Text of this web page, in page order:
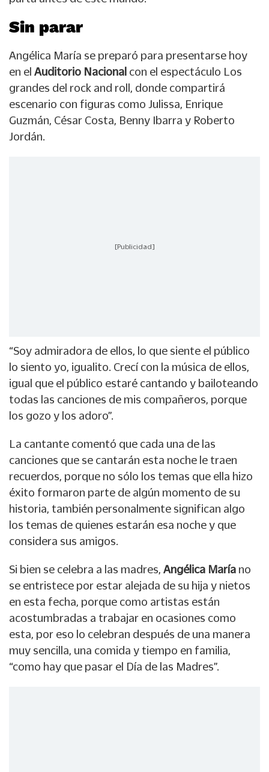
Sin parar
Angélica María se preparó para presentarse hoy
en el Auditorio Nacional con el espectáculo Los
grandes del rock and roll, donde compartirá
escenario con figuras como Julissa, Enrique
Guzmán, César Costa, Benny Ibarra y Roberto
Jordán.
[Publicidad]
“Soy admiradora de ellos, lo que siente el público
lo siento yo, igualito. Crecí con la música de ellos,
igual que el público estaré cantando y bailoteando
todas las canciones de mis compañeros, porque
los gozo y los adoro”.
La cantante comentó que cada una de las
canciones que se cantarán esta noche le traen
recuerdos, porque no sólo los temas que ella hizo
éxito formaron parte de algún momento de su
historia, también personalmente significan algo
los temas de quienes estarán esa noche y que
considera sus amigos.
Si bien se celebra a las madres, Angélica María no
se entristece por estar alejada de su hija y nietos
en esta fecha, porque como artistas están
acostumbradas a trabajar en ocasiones como
esta, por eso lo celebran después de una manera
muy sencilla, una comida y tiempo en familia,
“como hay que pasar el Día de las Madres”.